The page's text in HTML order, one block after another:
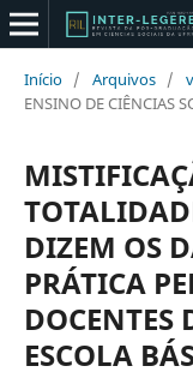
Início / Arquivos /
ENSINO DE CIÊNCIAS
DIZEM OS
PRÁTICA
ESCOLA